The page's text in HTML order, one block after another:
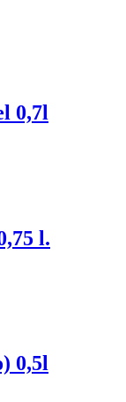
0,7l
l.
0,5l